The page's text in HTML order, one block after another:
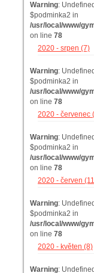
Warning:
$podminka2 in
/usr/local/www/
on line 78
2020 - srpen (7)
Warning:
$podminka2 in
/usr/local/www/
on line 78
2020 - červenec
Warning:
$podminka2 in
/usr/local/www/
on line 78
2020 - červen
Warning:
$podminka2 in
/usr/local/www/
on line 78
2020 - květen (8)
Warning: